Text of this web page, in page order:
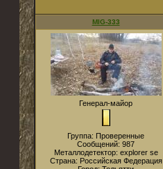
MIG-333
Генерал-майор
Группа: Проверенные
Сообщений: 987
Металлодетектор: explorer se
Страна: Российская Федерация